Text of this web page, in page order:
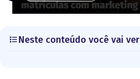
Neste conteúdo você vai ver